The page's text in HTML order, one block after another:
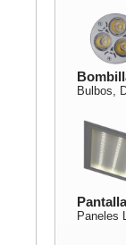
Bulbos,
Paneles